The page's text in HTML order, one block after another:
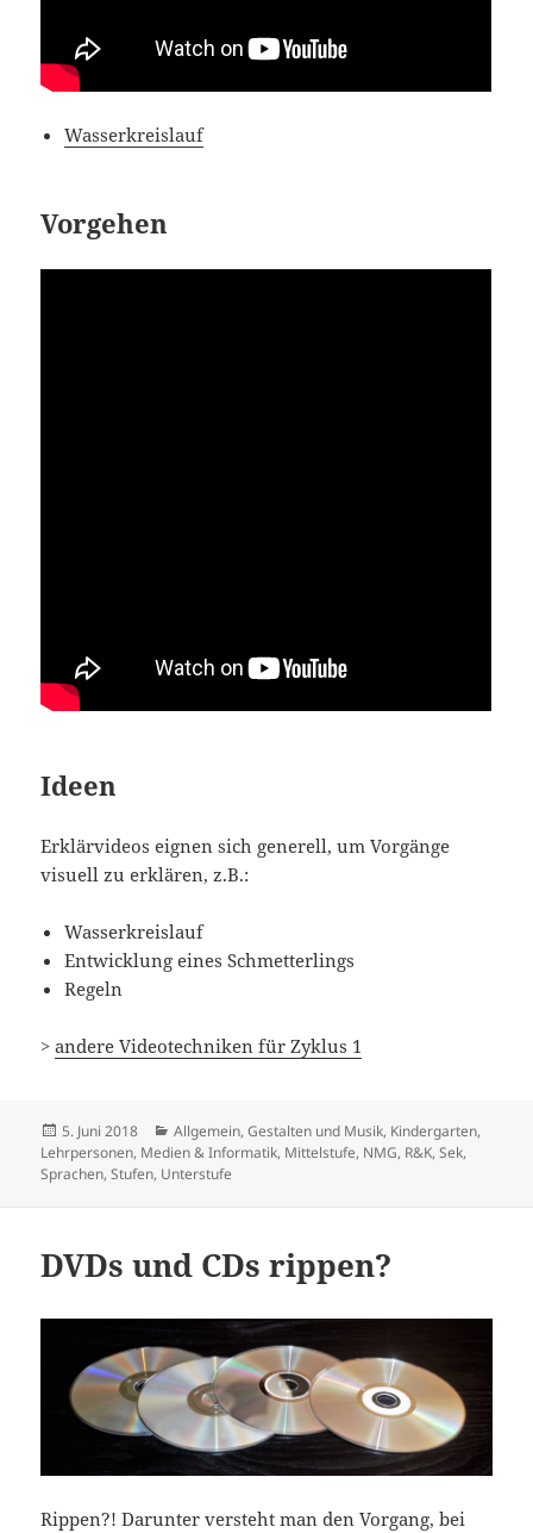
Wasserkreislauf
Vorgehen
Ideen
Erklärvideos eignen sich generell, um Vorgänge
visuell zu erklären, z.B.:
Wasserkreislauf
Entwicklung eines Schmetterlings
Regeln
>andere Videotechniken für Zyklus 1
Veröffentlicht
am
5. Juni 2018 Kategorien
Allgemein,Gestalten und Musik, Kindergarten,
Lehrpersonen, Medien & Informatik, Mittelstufe, NMG, R&K,Sek,
Sprachen,Stufen, Unterstufe
DVDs und CDs rippen?
Rippen?! Darunter versteht man den Vorgang, bei